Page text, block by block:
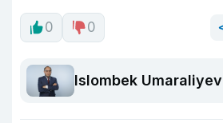
0 0
Islombek Umaraliyev